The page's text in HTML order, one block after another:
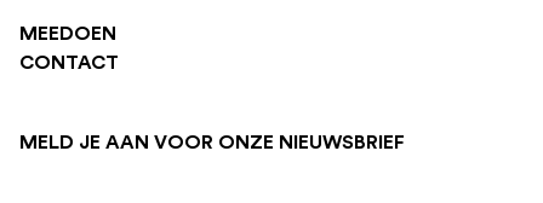
MEEDOEN
CONTACT
MELD JE AAN VOOR ONZE NIEUWSBRIEF